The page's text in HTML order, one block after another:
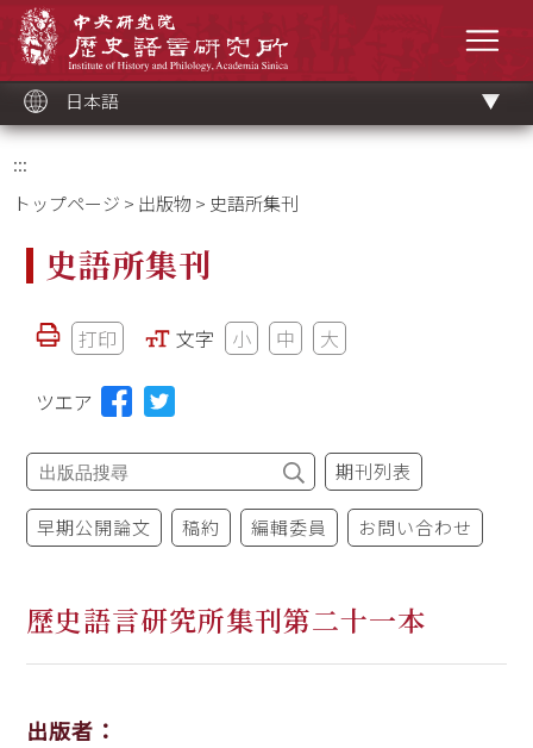
ッ
ク
日本語
:::
トップページ > 出版物 > 史語所集刊
史語所集刊
打印 文字 小 中 大
ツエア
期刊列表
早期公開論文 稿約 編輯委員 お問い合わせ
歷史語言研究所集刊第二十一本
出版者：